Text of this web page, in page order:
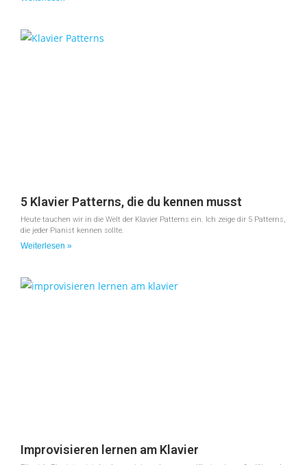
5 Klavier Patterns, die du kennen musst
Heute tauchen wir in die Welt der Klavier Patterns ein. Ich zeige dir 5 Patterns,
die jeder Pianist kennen sollte.
Weiterlesen »
Improvisieren lernen am Klavier